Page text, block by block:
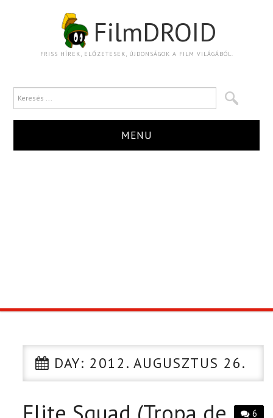
FilmDROID
FRISS HÍREK, ELŐZETESEK, ÚJDONSÁGOK A FILM VILÁGÁBÓL.
MENU
CIKK
PÓLÓ RENDELÉS
DAY: 2012. AUGUSZTUS 26.
6